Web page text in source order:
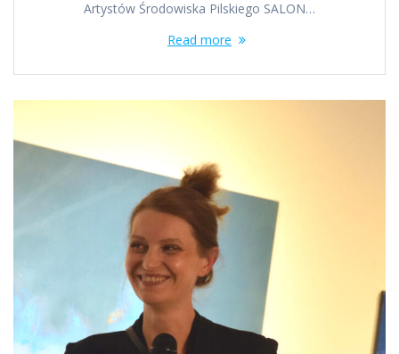
Artystów Środowiska Pilskiego SALON…
Read more